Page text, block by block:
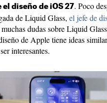
diseño de iOS 27. Poco
de Liquid Glass, el jefe de
dudas sobre Liquid
de Apple tiene ideas
interesantes.